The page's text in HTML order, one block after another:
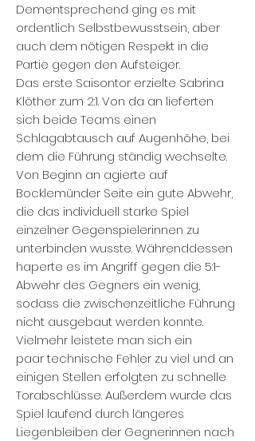
Dementsprechend ging es mit
ordentlich Selbstbewusstsein, aber
auch dem nötigen Respekt in die
Partie gegen den Aufsteiger.
Das erste Saisontor erzielte Sabrina
Klöther zum 2:1. Von da an lieferten
sich beide Teams einen
Schlagabtausch auf Augenhöhe, bei
dem die Führung ständig wechselte.
Von Beginn an agierte auf
Bocklemünder Seite ein gute Abwehr,
die das individuell starke Spiel
einzelner Gegenspielerinnen zu
unterbinden wusste. Währenddessen
haperte es im Angriff gegen die 5:1-
Abwehr des Gegners ein wenig,
sodass die zwischenzeitliche Führung
nicht ausgebaut werden konnte.
Vielmehr leistete man sich ein
paar technische Fehler zu viel und an
einigen Stellen erfolgten zu schnelle
Torabschlüsse. Außerdem wurde das
Spiel laufend durch längeres
Liegenbleiben der Gegnerinnen nach